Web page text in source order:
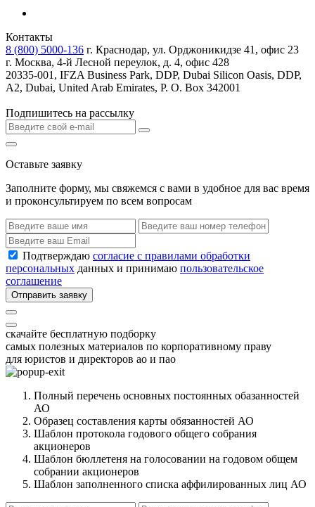
Контакты
8 (800) 5000-136 г. Краснодар, ул. Орджоникидзе 41, офис 23
г. Москва, 4-й Лесной переулок, д. 4, офис 428
20335-001, IFZA Business Park, DDP, Dubai Silicon Oasis, DDP,
A2, Dubai, United Arab Emirates, P. O. Box 342001
Подпишитесь на рассылку
Оставьте заявку
Заполните форму, мы свяжемся с вами в удобное для вас время
и проконсультируем по всем вопросам
Подтверждаю согласие с правилами обработки
персональных данных и принимаю пользовательское
соглашение
Отправить заявку
скачайте бесплатную подборку
самых полезных материалов по корпоративному праву
для юристов и директоров ао и пао
Полный перечень основных постоянных обазанностей
АО
Образец составления карты обязанностей АО
Шаблон протокола годового общего собрания
акционеров
Шаблон бюллетеня на голосовании на годовом общем
собрании акционеров
Шаблон заполненного списка аффилированных лиц АО